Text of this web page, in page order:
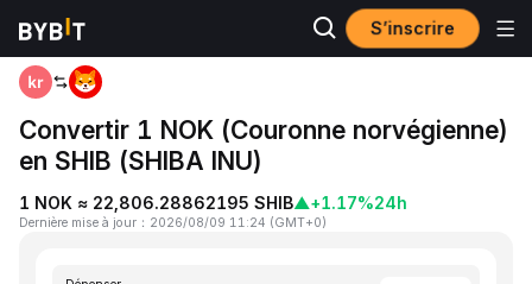
S’inscrire
Accueil
Convertir 1 NOK (Couronne norvégienne)
en SHIB (SHIBA INU)
1 NOK ≈ 22,806.28862195 SHIB▲+1.17%24h
Dernière mise à jour ： 2026/08/09 11:24 (GMT+0)